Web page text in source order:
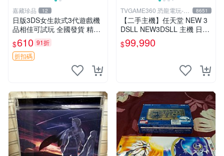
嘉藏珍品 12
日版3DS女生款式3代遊戲機
品相佳可試玩 全國發貨 精選
遊戲機 3DS 女生款 測試機
$610 91折
折扣碼
TVGAME360 恐龍電玩-台
中店
8651
【二手主機】任天堂 NEW 3
DSLL NEW3DSLL 主機 日文
版 日本機 金屬紅 附原廠充電
器【台中恐龍電玩】
$99,990